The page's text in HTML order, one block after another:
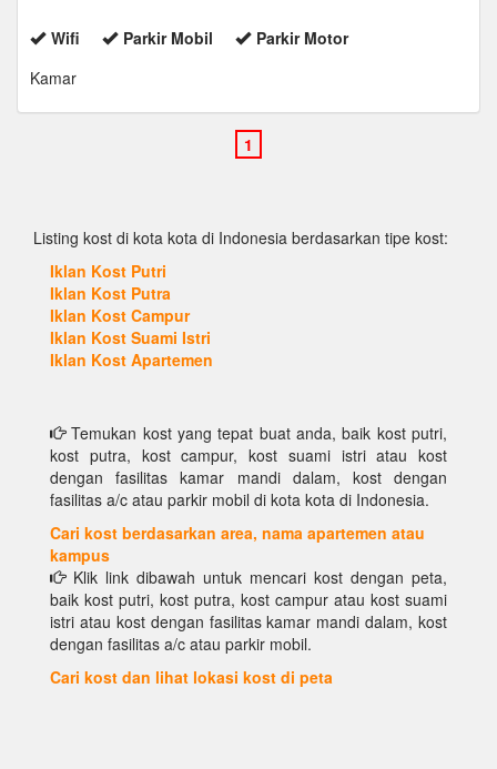
Wifi Parkir Mobil
Parkir Motor
Kamar
Listing kost di kota kota di Indonesia berdasarkan tipe kost:
Iklan Kost Putri
Iklan Kost Putra
Iklan Kost Campur
Iklan Kost Suami Istri
Iklan Kost Apartemen
Temukan kost yang tepat buat anda, baik kost putri,
kost putra, kost campur, kost suami istri atau kost
dengan fasilitas kamar mandi dalam, kost dengan
fasilitas a/c atau parkir mobil di kota kota di Indonesia.
Cari kost berdasarkan area, nama apartemen atau
kampus
Klik link dibawah untuk mencari kost dengan peta,
baik kost putri, kost putra, kost campur atau kost suami
istri atau kost dengan fasilitas kamar mandi dalam, kost
dengan fasilitas a/c atau parkir mobil.
Cari kost dan lihat lokasi kost di peta